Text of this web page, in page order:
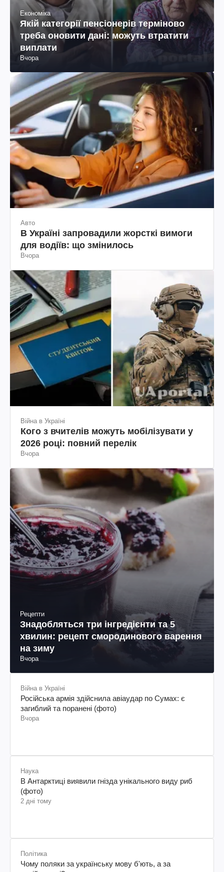
Економіка
Якій категорії пенсіонерів терміново
треба оновити дані: можуть втратити
виплати
Вчора
Авто
В Україні запровадили жорсткі вимоги
для водіїв: що змінилось
Вчора
Війна в Україні
Кого з вчителів можуть мобілізувати у
2026 році: повний перелік
Вчора
Рецепти
Знадобляться три інгредієнти та 5
хвилин: рецепт смородинового варення
на зиму
Вчора
Війна в Україні
Російська армія здійснила авіаудар по Сумах: є
загиблий та поранені (фото)
Вчора
Наука
В Антарктиці виявили гнізда унікального виду риб
(фото)
2 дні тому
Політика
Чому поляки за українську мову б'ють, а за